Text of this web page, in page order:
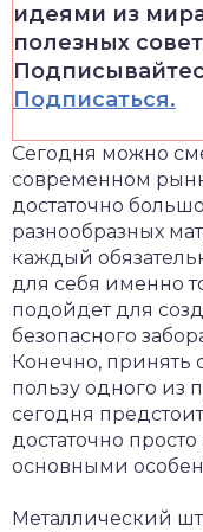
идеями из
полезных
Подписаться.
Сегодня можно
современном
достаточно
разнообразных
каждый
для себя именно
подойдет для
безопасного
Конечно, принять
пользу одного из
сегодня
достаточно
основными
Металлический